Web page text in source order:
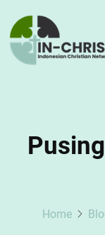
main
content
Home